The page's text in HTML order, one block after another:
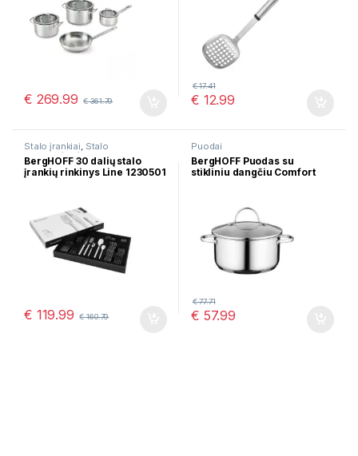
€ 269.99 €361.79 € 12.99
€17.41
Stalo įrankiai, Stalo
serveravimui
BergHOFF 30 dalių stalo
įrankių rinkinys Line 1230501
€ 119.99 €160.79
Puodai
BergHOFF Puodas su
stikliniu dangčiu Comfort
€ 57.99
€77.71